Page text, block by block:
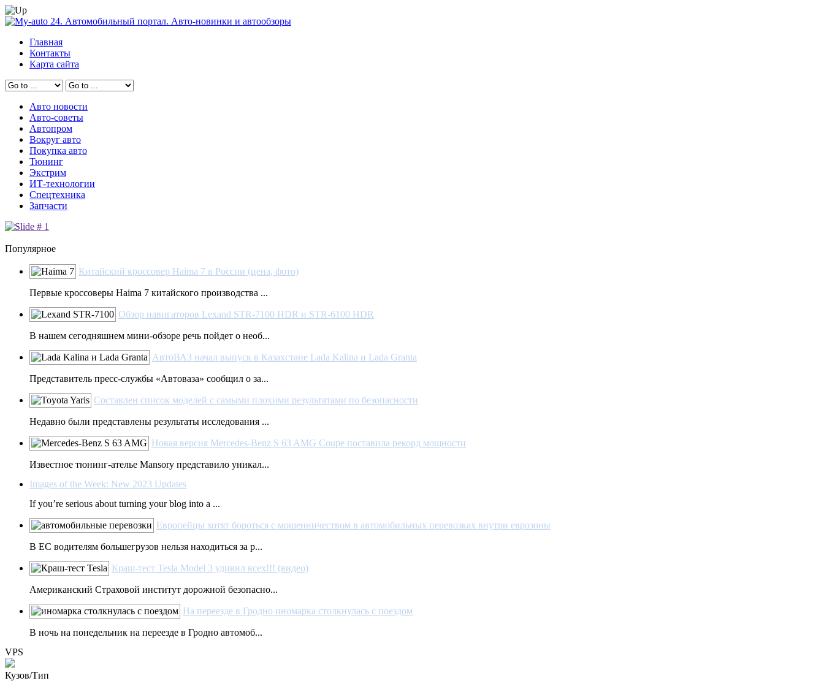
Главная
Контакты
Карта сайта
Авто новости
Авто-советы
Автопром
Вокруг авто
Покупка авто
Тюнинг
Экстрим
ИТ-технологии
Спецтехника
Запчасти
Популярное
Китайский кроссовер Haima 7 в России (цена, фото)
Первые кроссоверы Haima 7 китайского производства ...
Обзор навигаторов Lexand STR-7100 HDR и STR-6100 HDR
В нашем сегодняшнем мини-обзоре речь пойдет о необ...
АвтоВАЗ начал выпуск в Казахстане Lada Kalina и Lada Granta
Представитель пресс-службы «Автоваза» сообщил о за...
Составлен список моделей с самыми плохими результатами по безопасности
Недавно были представлены результаты исследования ...
Новая версия Mercedes-Benz S 63 AMG Coupe поставила рекорд мощности
Известное тюнинг-ателье Mansory представило уникал...
Images of the Week: New 2023 Updates
If you’re serious about turning your blog into a ...
Европейцы хотят бороться с мошенничеством в автомобильных перевозках внутри еврозоны
В ЕС водителям большегрузов нельзя находиться за р...
Краш-тест Tesla Model 3 удивил всех!!! (видео)
Американский Страховой институт дорожной безопасно...
На переезде в Гродно иномарка столкнулась с поездом
В ночь на понедельник на переезде в Гродно автомоб...
VPS
Кузов/Тип